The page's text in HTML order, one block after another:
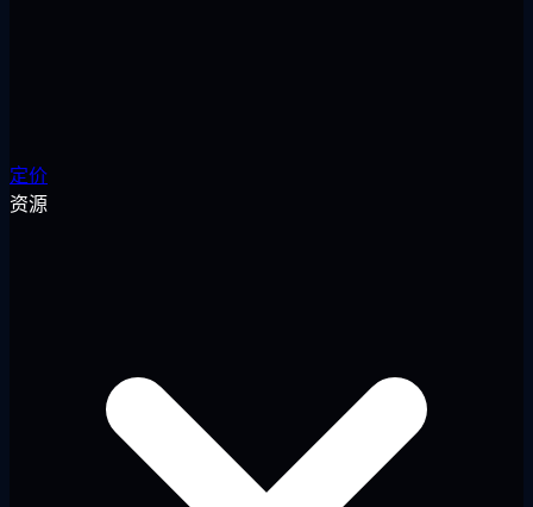
定价
资源